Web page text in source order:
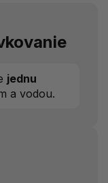
jednu
a vodou.